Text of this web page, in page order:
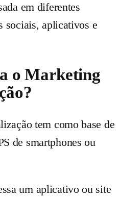
em diferentes
sociais, aplicativos e
o Marketing
tem como base de
de smartphones ou
um aplicativo ou site